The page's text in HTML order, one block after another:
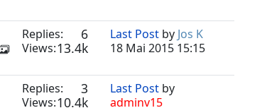
Replies: 6
Views:13.4k
Last Post by Jos K
18 Mai 2015 15:15
Replies: 3
Views:10.4k
Last Post by
adminv15